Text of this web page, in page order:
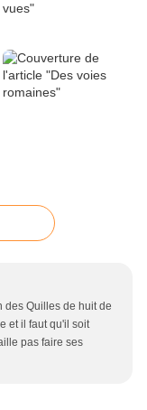
des Quilles de huit de
et il faut qu'il soit
pas faire ses